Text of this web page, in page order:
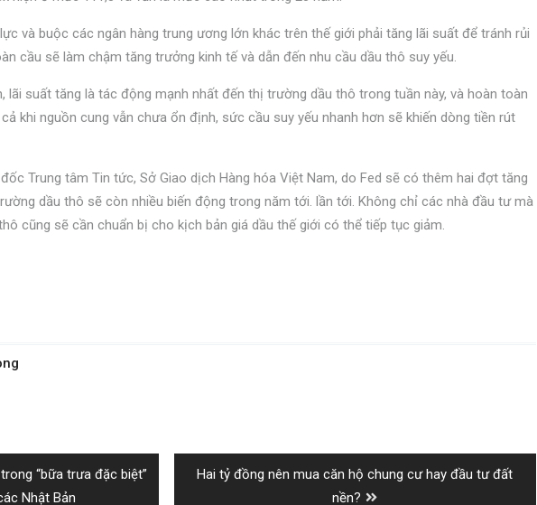
và buộc các ngân hàng trung ương lớn khác trên thế giới phải tăng lãi suất để tránh rủi
cầu sẽ làm chậm tăng trưởng kinh tế và dẫn đến nhu cầu dầu thô suy yếu.
lãi suất tăng là tác động mạnh nhất đến thị trường dầu thô trong tuần này, và hoàn toàn
khi nguồn cung vẫn chưa ổn định, sức cầu suy yếu nhanh hơn sẽ khiến dòng tiền rút
Trung tâm Tin tức, Sở Giao dịch Hàng hóa Việt Nam, do Fed sẽ có thêm hai đợt tăng
dầu thô sẽ còn nhiều biến động trong năm tới. lần tới. Không chỉ các nhà đầu tư mà
cũng sẽ cần chuẩn bị cho kịch bản giá dầu thế giới có thể tiếp tục giảm.
“bữa trưa đặc biệt”
Nhật Bản
Next
Hai tỷ đồng nên mua căn hộ chung cư hay đầu tư đất
nền?